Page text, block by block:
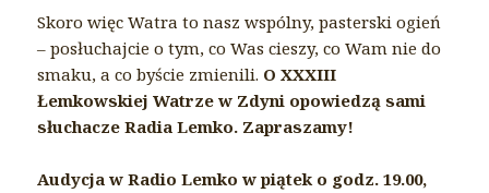
Skoro więc Watra to nasz wspólny, pasterski ogień
– posłuchajcie o tym, co Was cieszy, co Wam nie do
smaku, a co byście zmienili. O XXXIII
Łemkowskiej Watrze w Zdyni opowiedzą sami
słuchacze Radia Lemko. Zapraszamy!
Audycja w Radio Lemko w piątek o godz. 19.00,